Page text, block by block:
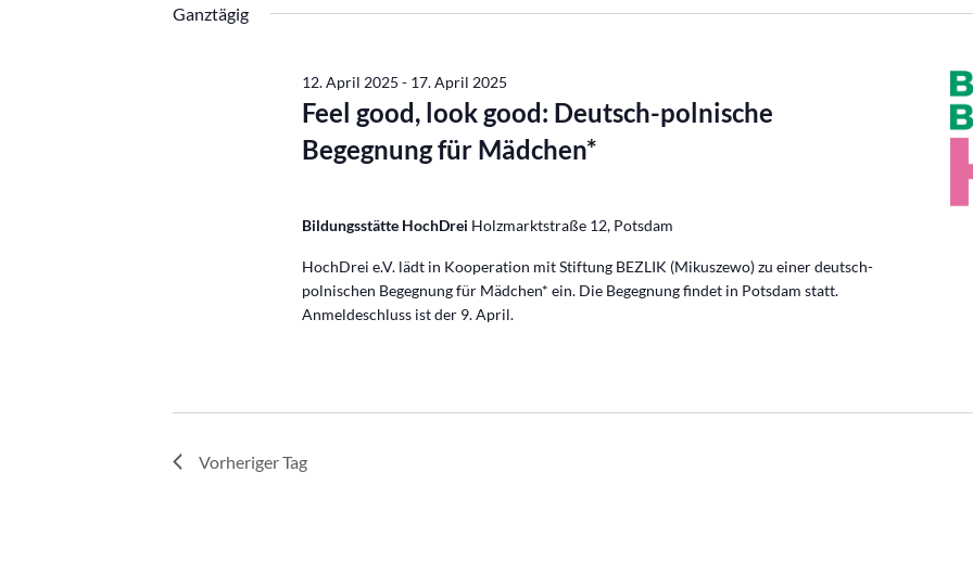
Navigation
Schlüsselwort.
Ganztägig
Feel good, look good: Deutsch-polnische
Begegnung für Mädchen*
12. April 2025 - 17. April 2025
Bildungsstätte HochDrei Holzmarktstraße 12, Potsdam
HochDrei e.V. lädt in Kooperation mit Stiftung BEZLIK (Mikuszewo) zu einer deutsch-
polnischen Begegnung für Mädchen* ein. Die Begegnung findet in Potsdam statt.
Anmeldeschluss ist der 9. April.
Vorheriger Tag